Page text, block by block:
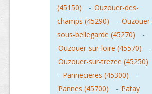
(45150)
- Ouzouer-des-
champs (45290)
- Ouzouer-
sous-bellegarde (45270)
-
Ouzouer-sur-loire (45570)
-
Ouzouer-sur-trezee (45250)
- Pannecieres (45300)
-
Pannes (45700)
- Patay